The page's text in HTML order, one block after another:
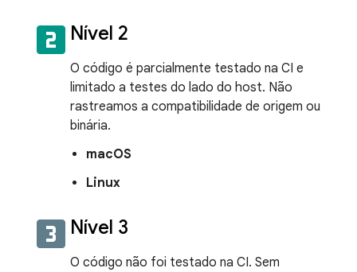
looks_two Nível 2
O código é parcialmente testado na CI e
limitado a testes do lado do host. Não
rastreamos a compatibilidade de origem ou
binária.
macOS
Linux
looks_3 Nível 3
O código não foi testado na CI. Sem